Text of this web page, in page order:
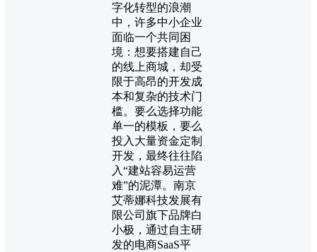
字化转型的浪潮
中，许多中小企业
面临一个共同困
境：想要搭建自己
的线上商城，却受
限于高昂的开发成
本和复杂的技术门
槛。要么选择功能
单一的模板，要么
投入大量资金定制
开发，最终往往陷
入“建站容易运营
难”的泥潭。南京
艾蒂娜科技发展有
限公司旗下品牌白
小极，通过自主研
发的电商SaaS平